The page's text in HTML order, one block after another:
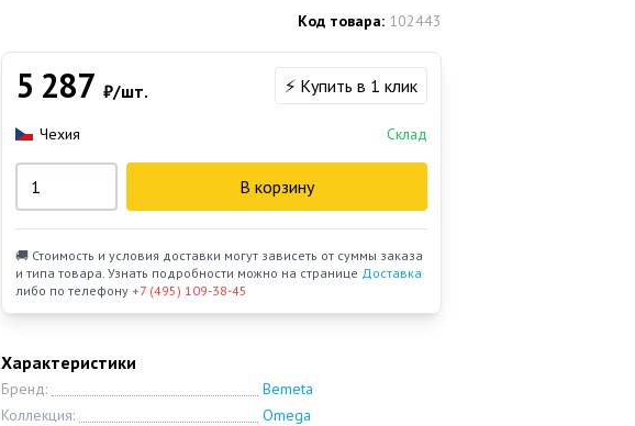
Код товара: 102443
Характеристики
Бренд:
Bemeta
Коллекция:
Omega
5 287 ₽/шт. ⚡ Купить в 1 клик
Чехия Склад
В корзину
🚚 Стоимость и условия доставки могут зависеть от суммы заказа
и типа товара. Узнать подробности можно на странице Доставка
либо по телефону +7 (495) 109-38-45